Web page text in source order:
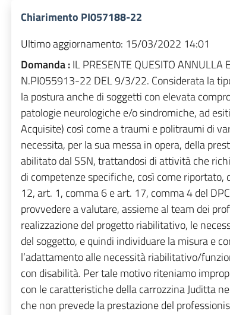
Chiarimento PI057188-22
Ultimo aggiornamento: 15/03/2022 14:01
Domanda :IL PRESENTE QUESITO ANNULLA
N.PI055913-22 DEL 9/3/22. Considerata la
la postura anche di soggetti con elevata
patologie neurologiche e/o sindromiche, ad
Acquisite) così come a traumi e politraumi di
necessita, per la sua messa in opera, della
abilitato dal SSN, trattandosi di attività che
di competenze specifiche, così come
12, art. 1, comma 6 e art. 17, comma 4 del
provvedere a valutare, assieme al team dei
realizzazione del progetto riabilitativo, le
del soggetto, e quindi individuare la misura e
l’adattamento alle necessità riabilitativo/
con disabilità. Per tale motivo riteniamo
con le caratteristiche della carrozzina Juditta
che non prevede la prestazione del